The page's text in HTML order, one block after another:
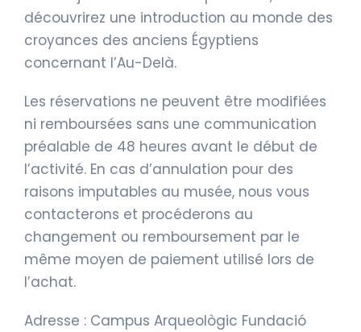
découvrirez une introduction au monde des
croyances des anciens Égyptiens
concernant l’Au-Delà.
Les réservations ne peuvent être modifiées
ni remboursées sans une communication
préalable de 48 heures avant le début de
l’activité. En cas d’annulation pour des
raisons imputables au musée, nous vous
contacterons et procéderons au
changement ou remboursement par le
même moyen de paiement utilisé lors de
l’achat.
Adresse : Campus Arqueològic Fundació